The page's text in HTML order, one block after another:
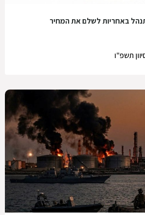
באחריות לשלם את המחיר
תשפ"ו